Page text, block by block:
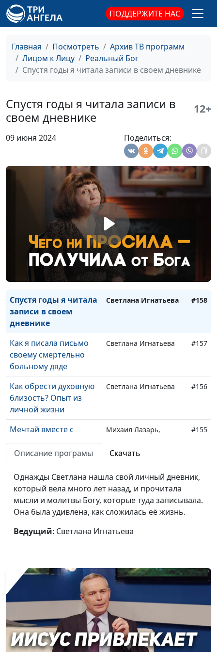
ПОДДЕРЖИТЕ НАС
Главная Посмотреть
Архив ТВ программ
Лицом к Лицу
Реальный Бог
Спустя годы я читала записи в своем дневнике
Спустя годы я читала записи в
своем дневнике
12+
09 июня 2024 Поделиться:
«Страшная» история с
Богом, которая
Роман Седов #164
Как я отправился в
долгую поездку с
Роман Седов
Как я искал аэродром
подешевле, а нашёл
бесплатный
Роман Седов #162
нужны
Роман Седов #161
Мой товарищ умирал
от передозировки
Виктор Крикунов,
руководитель
христианского
служения
заключенным
У врачей были плохие
прогнозы во время
моей беременности
Светлана Игнатьева
Спустя годы я читала
записи в своем
дневнике
Светлана Игнатьева #158
Как я писала письмо
своему смертельно
больному дяде
Светлана Игнатьева #157
Как обрести духовную
близость? Опыт из
личной жизни
Светлана Игнатьева #156
Мечтай вместе с
Богом
Михаил Лазарь,
#155
Принимая решение, я
не жду Божьего ответа
Михаил Лазарь,
священнослужитель
#154
Проблемы есть, а
денег нет
Михаил Лазарь,
священнослужитель
девушка ушла к
непросто?!
священнослужитель
Возвращение с
детьми: потеряли
телефон с билетами
Айгуль Иншакова,
психолог, тренер
личностного роста
Чужой город и
отсутствие связи: как
Айгуль Иншакова,
психолог, тренер
#150
Описание програмы Скачать
Однажды Светлана нашла свой личный дневник,
который вела много лет назад, и прочитала
мысли и молитвы Богу, которые туда записывала.
Она была удивлена, как сложилась её жизнь.
Ведущий: Светлана Игнатьева